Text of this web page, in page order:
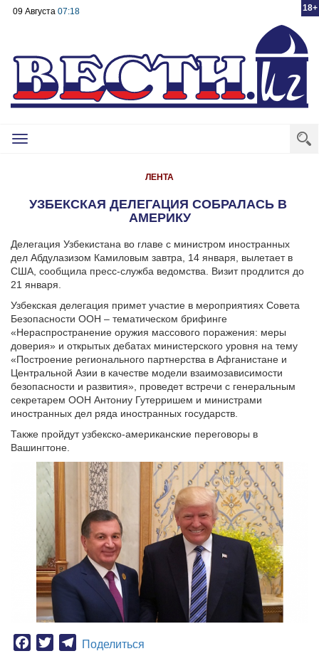
18+
09 Августа 07:18
Toggle
ЛЕНТА
УЗБЕКСКАЯ ДЕЛЕГАЦИЯ СОБРАЛАСЬ В
АМЕРИКУ
Делегация Узбекистана во главе с министром иностранных
дел Абдулазизом Камиловым завтра, 14 января, вылетает в
США, сообщила пресс-служба ведомства. Визит продлится до
21 января.
Узбекская делегация примет участие в мероприятиях Совета
Безопасности ООН – тематическом брифинге
«Нераспространение оружия массового поражения: меры
доверия» и открытых дебатах министерского уровня на тему
«Построение регионального партнерства в Афганистане и
Центральной Азии в качестве модели взаимозависимости
безопасности и развития», проведет встречи с генеральным
секретарем ООН Антониу Гутерришем и министрами
иностранных дел ряда иностранных государств.
Также пройдут узбекско-американские переговоры в
Вашингтоне.
Facebook
TwitterTelegram
Поделиться